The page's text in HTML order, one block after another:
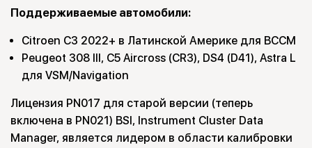
Поддерживаемые автомобили:
Citroen C3 2022+ в Латинской Америке для BCCM
Peugeot 308 III, C5 Aircross (CR3), DS4 (D41), Astra L
для VSM/Navigation
Лицензия PN017 для старой версии (теперь
включена в PN021) BSI, Instrument Cluster Data
Manager, является лидером в области калибровки